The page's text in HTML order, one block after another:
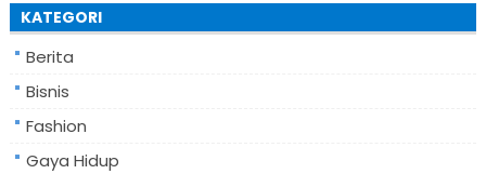
KATEGORI
Berita
Bisnis
Fashion
Gaya Hidup